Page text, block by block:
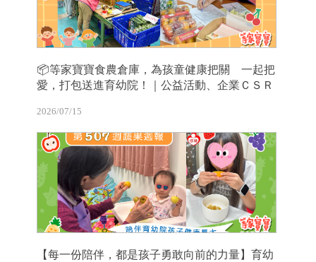
📦等家寶寶食農倉庫，為孩童健康把關 一起把
愛，打包送進育幼院！｜公益活動、企業ＣＳＲ
2026/07/15
【每一份陪伴，都是孩子勇敢向前的力量】育幼